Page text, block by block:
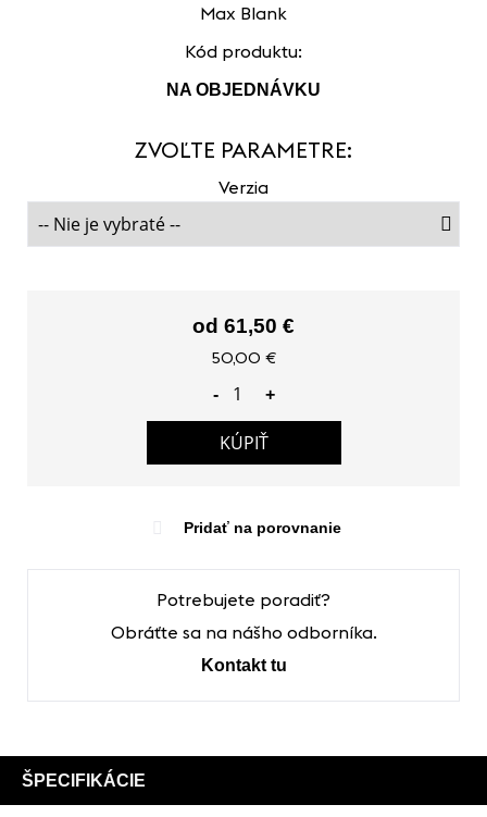
Max Blank
Kód produktu:
NA OBJEDNÁVKU
ZVOĽTE PARAMETRE:
Verzia
Pridať na porovnanie
od 61,50 €
50,00 €
- +
KÚPIŤ
Potrebujete poradiť?
Obráťte sa na nášho odborníka.
Kontakt tu
ŠPECIFIKÁCIE